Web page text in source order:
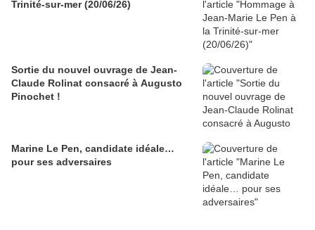
Trinité-sur-mer (20/06/26)
Sortie du nouvel ouvrage de Jean-
Claude Rolinat consacré à Augusto
Pinochet !
Marine Le Pen, candidate idéale…
pour ses adversaires